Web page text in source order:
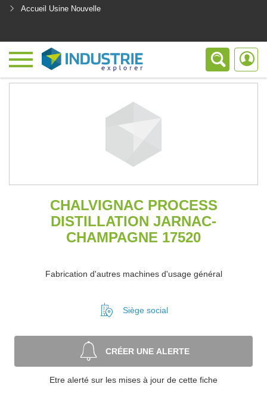
Accueil Usine Nouvelle
CHALVIGNAC PROCESS
DISTILLATION JARNAC-
CHAMPAGNE 17520
Fabrication d'autres machines d'usage général
Siège social
CRÉER UNE ALERTE
Etre alerté sur les mises à jour de cette fiche